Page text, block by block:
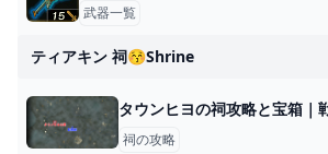
武器一覧
ティアキン 祠😚shrine
タウンヒヨの祠攻略と宝箱｜
祠の攻略